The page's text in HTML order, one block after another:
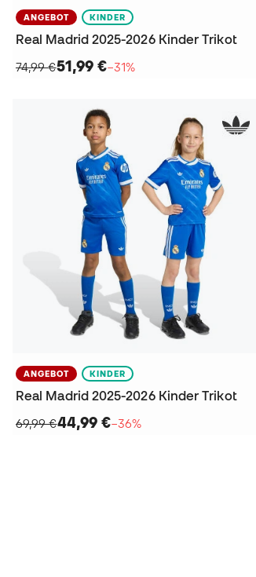
ANGEBOT KINDER
Real Madrid 2025-2026 Kinder Trikot
74,99 €51,99 €−31%
ANGEBOT KINDER
Real Madrid 2025-2026 Kinder Trikot
69,99 €44,99 €−36%